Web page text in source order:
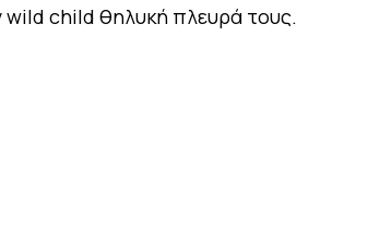
wild child θηλυκή πλευρά τους.